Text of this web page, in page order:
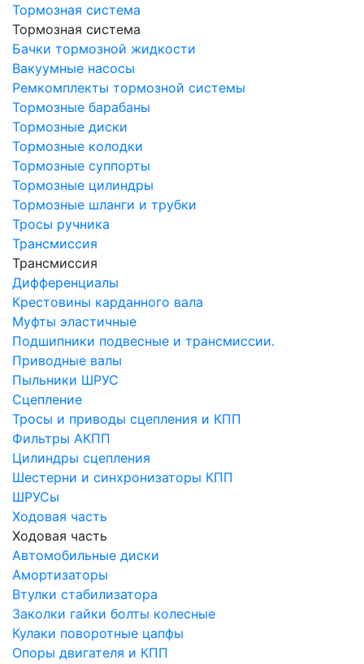
Тормозная система
Тормозная система
Бачки тормозной жидкости
Вакуумные насосы
Ремкомплекты тормозной системы
Тормозные барабаны
Тормозные диски
Тормозные колодки
Тормозные суппорты
Тормозные цилиндры
Тормозные шланги и трубки
Тросы ручника
Трансмиссия
Трансмиссия
Дифференциалы
Крестовины карданного вала
Муфты эластичные
Подшипники подвесные и трансмиссии.
Приводные валы
Пыльники ШРУС
Сцепление
Тросы и приводы сцепления и КПП
Фильтры АКПП
Цилиндры сцепления
Шестерни и синхронизаторы КПП
ШРУСы
Ходовая часть
Ходовая часть
Автомобильные диски
Амортизаторы
Втулки стабилизатора
Заколки гайки болты колесные
Кулаки поворотные цапфы
Опоры двигателя и КПП